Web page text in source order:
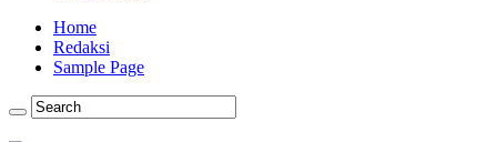
Home
Redaksi
Sample Page